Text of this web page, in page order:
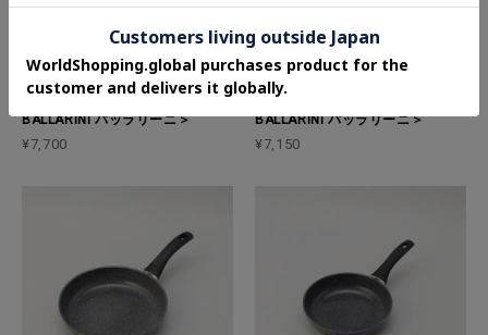
◆バーリセラミック 28cm ＜
BALLARINI バッラリーニ＞
¥7,700
◆バーリセラミック 26cm ＜
BALLARINI バッラリーニ＞
¥7,150